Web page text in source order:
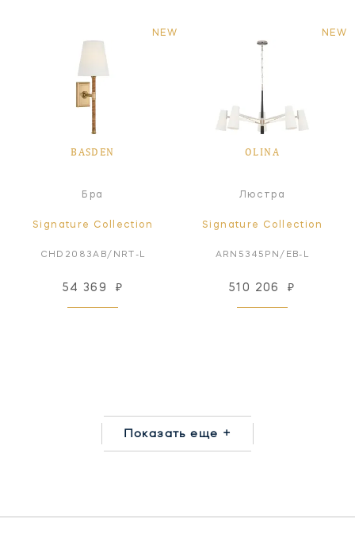
NEW
BASDEN
Бра
Signature Collection
CHD2083AB/NRT-L
54 369 ₽
NEW
OLINA
Люстра
Signature Collection
ARN5345PN/EB-L
510 206 ₽
Показать еще +